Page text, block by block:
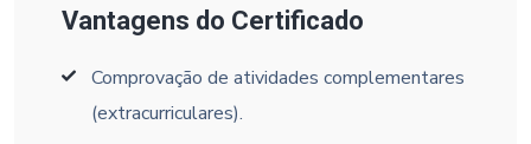
Vantagens do Certificado
Comprovação de atividades complementares
(extracurriculares).